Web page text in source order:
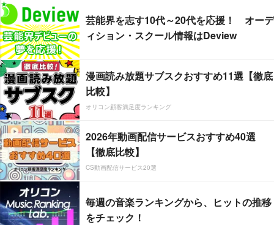
芸能界を志す10代～20代を応援！ オーデ
ィション・スクール情報はDeview
漫画読み放題サブスクおすすめ11選【徹底
比較】
オリコン顧客満足度ランキング
2026年動画配信サービスおすすめ40選
【徹底比較】
CS動画配信サービス20選
毎週の音楽ランキングから、ヒットの推移
をチェック！